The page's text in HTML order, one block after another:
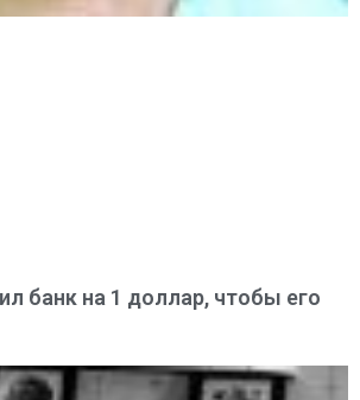
банк на 1 доллар, чтобы его